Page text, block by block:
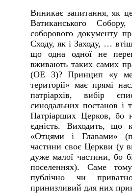
Виникає запитання, як
Ватиканського
соборового документу
Сходу, як і Заходу, …
що одна одної не
вживають таких самих
(OE 3)? Принцип «у
території» має прямі
патріархів, вибір
синодальних постанов і
Патріарших Церков, бо
єдність. Виходить, що
«Отцями і Главами»
частини своє Церкви (у
дуже малої частини, бо
поселеннях). Саме
публічно чи
принизливий для них